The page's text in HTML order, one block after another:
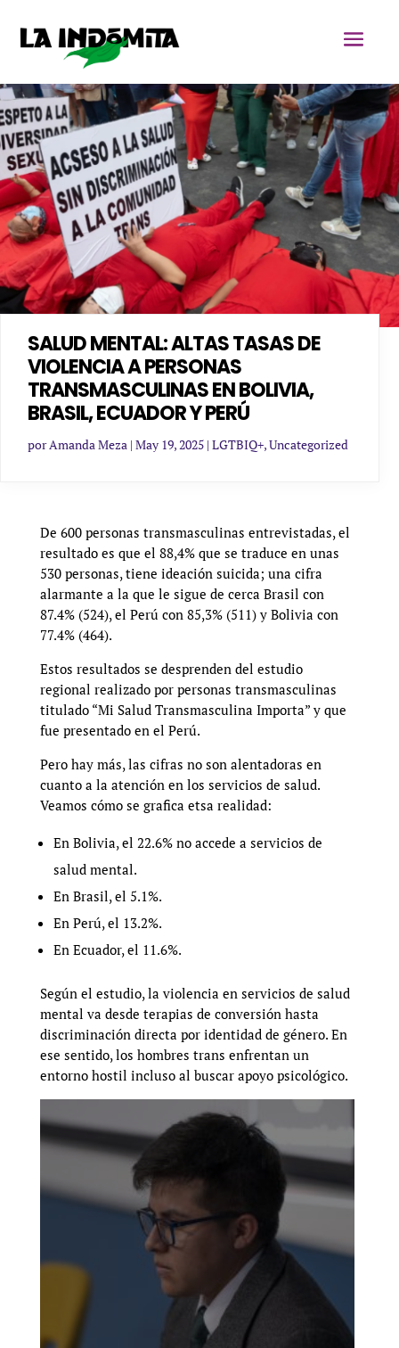
SALUD MENTAL: ALTAS TASAS DE
VIOLENCIA A PERSONAS
TRANSMASCULINAS EN BOLIVIA,
BRASIL, ECUADOR Y PERÚ
porAmanda Meza | May 19, 2025 | LGTBIQ+,Uncategorized
De 600 personas transmasculinas entrevistadas, el
resultado es que el 88,4% que se traduce en unas
530 personas, tiene ideación suicida; una cifra
alarmante a la que le sigue de cerca Brasil con
87.4% (524), el Perú con 85,3% (511) y Bolivia con
77.4% (464).
Estos resultados se desprenden del estudio
regional realizado por personas transmasculinas
titulado “Mi Salud Transmasculina Importa” y que
fue presentado en el Perú.
Pero hay más, las cifras no son alentadoras en
cuanto a la atención en los servicios de salud.
Veamos cómo se grafica etsa realidad:
En Bolivia, el 22.6% no accede a servicios de
salud mental.
En Brasil, el 5.1%.
En Perú, el 13.2%.
En Ecuador, el 11.6%.
Según el estudio, la violencia en servicios de salud
mental va desde terapias de conversión hasta
discriminación directa por identidad de género. En
ese sentido, los hombres trans enfrentan un
entorno hostil incluso al buscar apoyo psicológico.